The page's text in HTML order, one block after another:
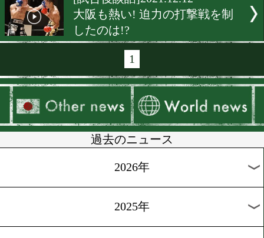
谷口将隆!世界への夢。2度
挑戦
[試合後談話]2021.12.14
内藤律樹と麻生興一の我慢
後楽園ホールが揺れた!
[試合後談話]2021.12.14
衝撃の結末!OPBF王座決定
[試合後談話]2021.12.12